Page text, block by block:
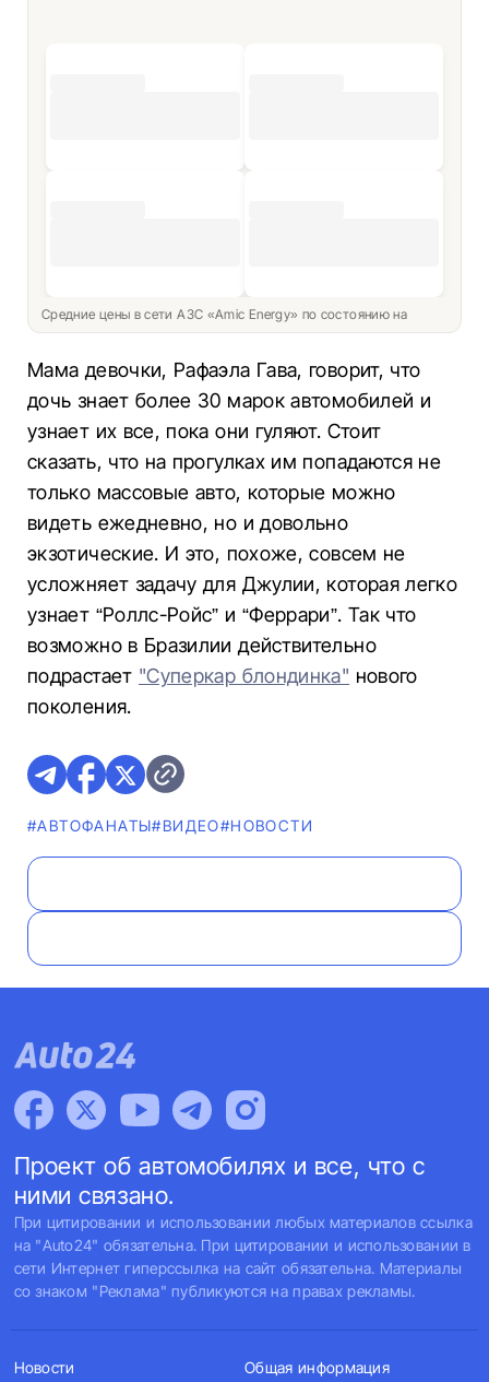
Средние цены в сети АЗС «Amic Energy» по состоянию на
Мама девочки, Рафаэла Гава, говорит, что
дочь знает более 30 марок автомобилей и
узнает их все, пока они гуляют. Стоит
сказать, что на прогулках им попадаются не
только массовые авто, которые можно
видеть ежедневно, но и довольно
экзотические. И это, похоже, совсем не
усложняет задачу для Джулии, которая легко
узнает “Роллс-Ройс” и “Феррари”. Так что
возможно в Бразилии действительно
подрастает "Суперкар блондинка" нового
поколения.
#AВТОФАНАТЫ#ВИДЕО#НОВОСТИ
Проект об автомобилях и все, что с
ними связано.
При цитировании и использовании любых материалов ссылка
на "Auto24" обязательна. При цитировании и использовании в
сети Интернет гиперссылка на сайт обязательна. Материалы
со знаком "Реклама" публикуются на правах рекламы.
Новости Общая информация